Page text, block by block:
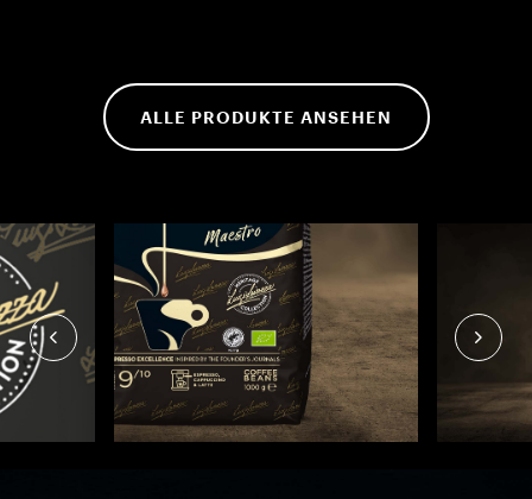
ALLE PRODUKTE ANSEHEN